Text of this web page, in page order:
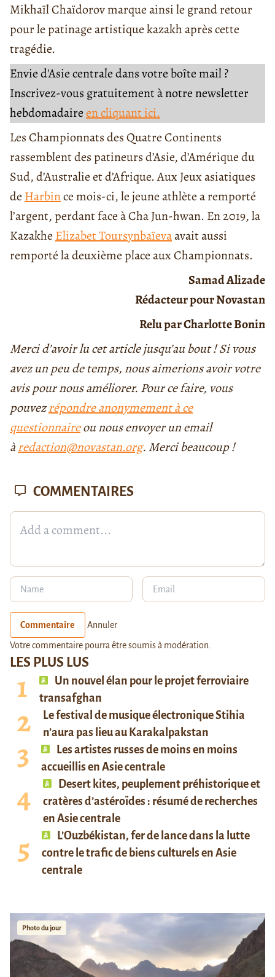
Mikhaïl Chaïdorov marque ainsi le grand retour
pour le patinage artistique kazakh après cette
tragédie.
Envie d'Asie centrale dans votre boîte mail ?
Inscrivez-vous gratuitement à notre newsletter
hebdomadaireen cliquant ici.
Les Championnats des Quatre Continents
rassemblent des patineurs d’Asie, d’Amérique du
Sud, d’Australie et d’Afrique. Aux Jeux asiatiques
de Harbince mois-ci, le jeune athlète a remporté
l’argent, perdant face à Cha Jun-hwan. En 2019, la
Kazakhe Elizabet Toursynbaïevaavait aussi
remporté la deuxième place aux Championnats.
Samad Alizade
Rédacteur pour Novastan
Relu par Charlotte Bonin
Merci d’avoir lu cet article jusqu’au bout ! Si vous
avez un peu de temps, nous aimerions avoir votre
avis pour nous améliorer. Pour ce faire, vous
pouvezrépondre anonymement à ce
questionnaireou nous envoyer un email
àredaction@novastan.org. Merci beaucoup !
LES PLUS LUS
Un nouvel élan pour le projet ferroviaire
transafghan
Le festival de musique électronique Stihia
n’aura pas lieu au Karakalpakstan
Les artistes russes de moins en moins
accueillis en Asie centrale
Desert kites, peuplement préhistorique et
cratères d’astéroïdes : résumé de recherches
en Asie centrale
L’Ouzbékistan, fer de lance dans la lutte
contre le trafic de biens culturels en Asie
centrale
Photo du jour
COMMENTAIRES
Commentaire Annuler
Votre commentaire pourra être soumis à modération.